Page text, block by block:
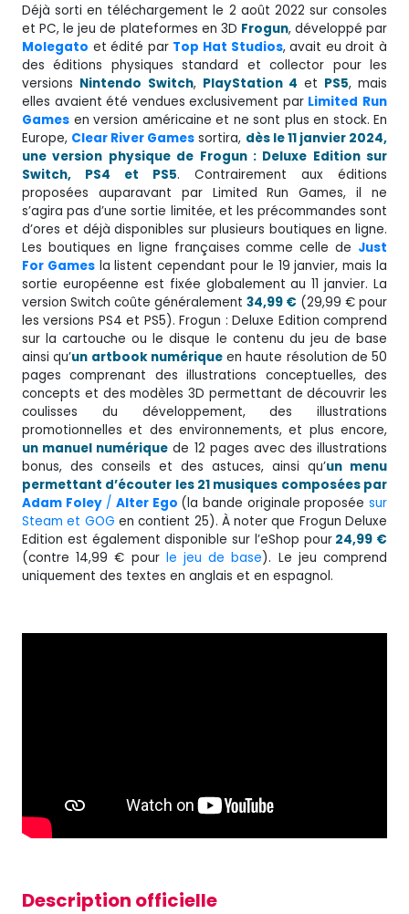
Déjà sorti en téléchargement le 2 août 2022 sur consoles
et PC, le jeu de plateformes en 3D Frogun, développé par
Molegato et édité par Top Hat Studios, avait eu droit à
des éditions physiques standard et collector pour les
versions Nintendo Switch, PlayStation 4 et PS5, mais
elles avaient été vendues exclusivement par Limited Run
Games en version américaine et ne sont plus en stock. En
Europe, Clear River Games sortira, dès le 11 janvier 2024,
une version physique de Frogun : Deluxe Edition sur
Switch, PS4 et PS5. Contrairement aux éditions
proposées auparavant par Limited Run Games, il ne
s’agira pas d’une sortie limitée, et les précommandes sont
d’ores et déjà disponibles sur plusieurs boutiques en ligne.
Les boutiques en ligne françaises comme celle de Just
For Gamesla listent cependant pour le 19 janvier, mais la
sortie européenne est fixée globalement au 11 janvier. La
version Switch coûte généralement 34,99 € (29,99 € pour
les versions PS4 et PS5). Frogun : Deluxe Edition comprend
sur la cartouche ou le disque le contenu du jeu de base
ainsi qu’un artbook numériqueen haute résolution de 50
pages comprenant des illustrations conceptuelles, des
concepts et des modèles 3D permettant de découvrir les
coulisses du développement, des illustrations
promotionnelles et des environnements, et plus encore,
un manuel numérique de 12 pages avec des illustrations
bonus, des conseils et des astuces, ainsi qu’un menu
permettant d’écouter les 21 musiques composées par
Adam Foley/Alter Ego (la bande originale proposéesur
Steam et GOG en contient 25). À noter que Frogun Deluxe
Edition est également disponible sur l’eShop pour24,99 €
(contre 14,99 € pour le jeu de base). Le jeu comprend
uniquement des textes en anglais et en espagnol.
Description officielle